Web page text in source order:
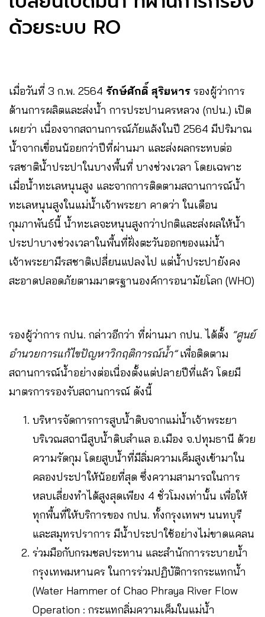
ด้วยระบบ RO
เมื่อวันที่​ 3​ ก.พ.​ 2564​ รักษ์ศักดิ์ สุริยหาร รองผู้ว่าการ
ด้านการผลิตและส่งน้ำ การประปานครหลวง (กปน.) เปิด
เผยว่า เนื่องจากสถานการณ์ภัยแล้งในปี 2564 มีปริมาณ
น้ำจากเขื่อนน้อยกว่าปีที่ผ่านมา และส่งผลกระทบต่อ
รสชาติน้ำประปาในบางพื้นที่ บางช่วงเวลา โดยเฉพาะ
เมื่อน้ำทะเลหนุนสูง และจากการติดตามสถานการณ์น้ำ
ทะเลหนุนสูงในแม่น้ำเจ้าพระยา คาดว่า ในเดือน
กุมภาพันธ์นี้ น้ำทะเลจะหนุนสูงกว่าปกติและส่งผลให้น้ำ
ประปาบางช่วงเวลาในพื้นที่ฝั่งตะวันออกของแม่น้ำ
เจ้าพระยามีรสชาติเปลี่ยนแปลงไป แต่น้ำประปายังคง
สะอาดปลอดภัยตามมาตรฐานองค์การอนามัยโลก (WHO)
รองผู้ว่าการ กปน. กล่าวอีกว่า ที่ผ่านมา กปน. ได้ตั้ง “ศูนย์
อำนวยการแก้ไขปัญหาวิกฤติการณ์น้ำ”เพื่อติดตาม
สถานการณ์น้ำอย่างต่อเนื่องตั้งแต่ปลายปีที่แล้ว โดยมี
มาตรการรองรับสถานการณ์ ดังนี้
บริหารจัดการการสูบน้ำดิบจากแม่น้ำเจ้าพระยา
บริเวณสถานีสูบน้ำดิบสำแล อ.เมือง จ.ปทุมธานี ด้วย
ความรัดกุม โดยสูบน้ำที่มีลิ่มความเค็มสูงเข้ามาใน
คลองประปาให้น้อยที่สุด ซึ่งความสามารถในการ
หลบเลี่ยงทำได้สูงสุดเพียง 4 ชั่วโมงเท่านั้น เพื่อให้
ทุกพื้นที่ให้บริการของ กปน. ทั้งกรุงเทพฯ นนทบุรี
และสมุทรปราการ มีน้ำประปาใช้อย่างไม่ขาดแคลน
ร่วมมือกับกรมชลประทาน และสำนักการระบายน้ำ
กรุงเทพมหานคร ในการร่วมปฏิบัติการกระแทกน้ำ
(Water Hammer of Chao Phraya River Flow
Operation : กระแทกลิ่มความเค็มในแม่น้ำ